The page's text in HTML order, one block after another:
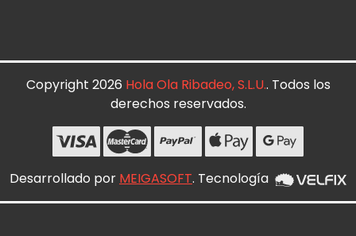
Copyright 2026 Hola Ola Ribadeo, S.L.U.. Todos los
derechos reservados.
Desarrollado por MEIGASOFT. Tecnología